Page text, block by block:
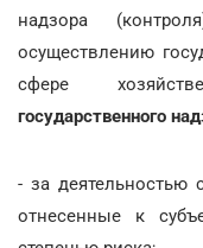
надзора
осуществлению
сфере
государственного
- за деятельностью
отнесенные к